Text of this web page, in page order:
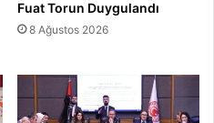
Fuat Torun Duygulandı
8 Ağustos 2026